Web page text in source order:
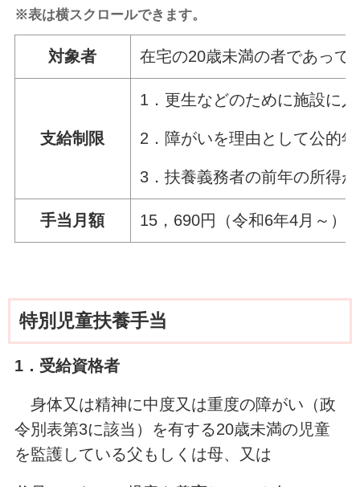
※表は横スクロールできます。
対象者 在宅の20歳未満の者であって
支給制限
1．更生などのために施設に
2．障がいを理由として公的
3．扶養義務者の前年の所得
手当月額 15，690円（令和6年4月～）
特別児童扶養手当
1．受給資格者
身体又は精神に中度又は重度の障がい（政
令別表第3に該当）を有する20歳未満の児童
を監護している父もしくは母、又は